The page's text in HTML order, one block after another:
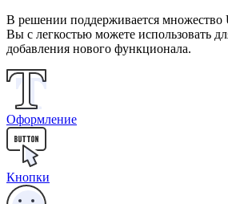
В решении поддерживается множество
Вы с легкостью можете использовать
добавления нового функционала.
Оформление
Кнопки